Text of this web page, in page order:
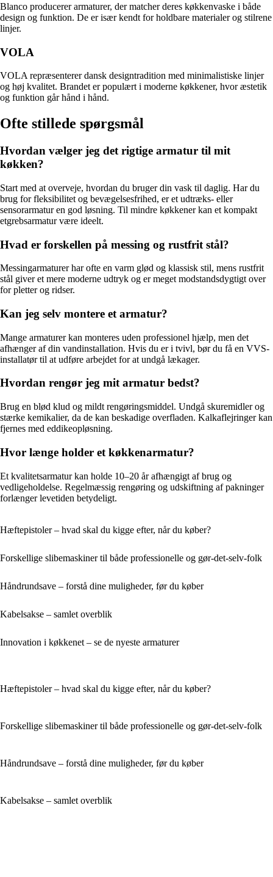
Blanco producerer armaturer, der matcher deres køkkenvaske i både
design og funktion. De er især kendt for holdbare materialer og stilrene
linjer.
VOLA
VOLA repræsenterer dansk designtradition med minimalistiske linjer
og høj kvalitet. Brandet er populært i moderne køkkener, hvor æstetik
og funktion går hånd i hånd.
Ofte stillede spørgsmål
Hvordan vælger jeg det rigtige armatur til mit
køkken?
Start med at overveje, hvordan du bruger din vask til daglig. Har du
brug for fleksibilitet og bevægelsesfrihed, er et udtræks- eller
sensorarmatur en god løsning. Til mindre køkkener kan et kompakt
etgrebsarmatur være ideelt.
Hvad er forskellen på messing og rustfrit stål?
Messingarmaturer har ofte en varm glød og klassisk stil, mens rustfrit
stål giver et mere moderne udtryk og er meget modstandsdygtigt over
for pletter og ridser.
Kan jeg selv montere et armatur?
Mange armaturer kan monteres uden professionel hjælp, men det
afhænger af din vandinstallation. Hvis du er i tvivl, bør du få en VVS-
installatør til at udføre arbejdet for at undgå lækager.
Hvordan rengør jeg mit armatur bedst?
Brug en blød klud og mildt rengøringsmiddel. Undgå skuremidler og
stærke kemikalier, da de kan beskadige overfladen. Kalkaflejringer kan
fjernes med eddikeopløsning.
Hvor længe holder et køkkenarmatur?
Et kvalitetsarmatur kan holde 10–20 år afhængigt af brug og
vedligeholdelse. Regelmæssig rengøring og udskiftning af pakninger
forlænger levetiden betydeligt.
Hæftepistoler – hvad skal du kigge efter, når du køber?
Forskellige slibemaskiner til både professionelle og gør-det-selv-folk
Håndrundsave – forstå dine muligheder, før du køber
Kabelsakse – samlet overblik
Innovation i køkkenet – se de nyeste armaturer
Hæftepistoler – hvad skal du kigge efter, når du køber?
Forskellige slibemaskiner til både professionelle og gør-det-selv-folk
Håndrundsave – forstå dine muligheder, før du køber
Kabelsakse – samlet overblik